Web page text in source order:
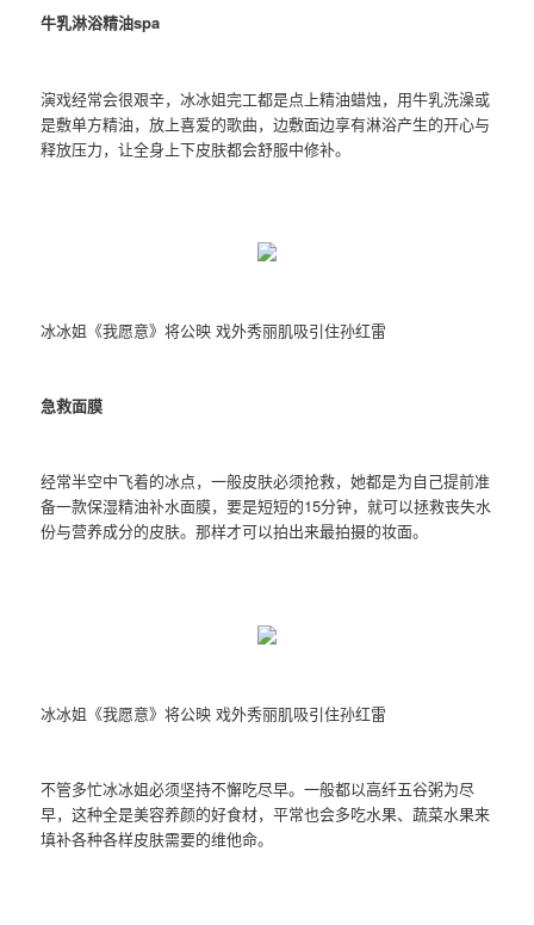
牛乳淋浴精油spa
演戏经常会很艰辛，冰冰姐完工都是点上精油蜡烛，用牛乳洗澡或
是敷单方精油，放上喜爱的歌曲，边敷面边享有淋浴产生的开心与
释放压力，让全身上下皮肤都会舒服中修补。
冰冰姐《我愿意》将公映 戏外秀丽肌吸引住孙红雷
急救面膜
经常半空中飞着的冰点，一般皮肤必须抢救，她都是为自己提前准
备一款保湿精油补水面膜，要是短短的15分钟，就可以拯救丧失水
份与营养成分的皮肤。那样才可以拍出来最拍摄的妆面。
冰冰姐《我愿意》将公映 戏外秀丽肌吸引住孙红雷
不管多忙冰冰姐必须坚持不懈吃尽早。一般都以高纤五谷粥为尽
早，这种全是美容养颜的好食材，平常也会多吃水果、蔬菜水果来
填补各种各样皮肤需要的维他命。